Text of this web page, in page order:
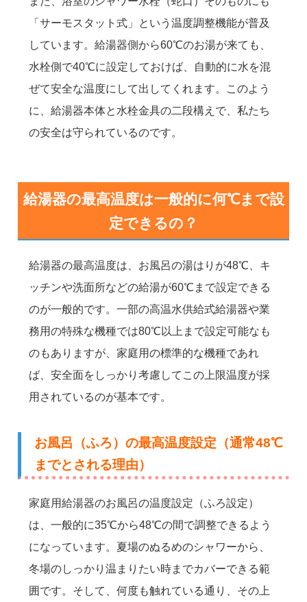
「サーモスタット式」という温度調整機能が普及
しています。給湯器側から60℃のお湯が来ても、
水栓側で40℃に設定しておけば、自動的に水を混
ぜて安全な温度にして出してくれます。このよう
に、給湯器本体と水栓金具の二段構えで、私たち
の安全は守られているのです。
給湯器の最高温度は一般的に何℃まで設
定できるの？
給湯器の最高温度は、お風呂の湯はりが48℃、キ
ッチンや洗面所などの給湯が60℃まで設定できる
のが一般的です。一部の高温水供給式給湯器や業
務用の特殊な機種では80℃以上まで設定可能なも
のもありますが、家庭用の標準的な機種であれ
ば、安全面をしっかり考慮してこの上限温度が採
用されているのが基本です。
お風呂（ふろ）の最高温度設定（通常48℃
までとされる理由）
家庭用給湯器のお風呂の温度設定（ふろ設定）
は、一般的に35℃から48℃の間で調整できるよう
になっています。夏場のぬるめのシャワーから、
冬場のしっかり温まりたい時までカバーできる範
囲です。そして、何度も触れている通り、その上